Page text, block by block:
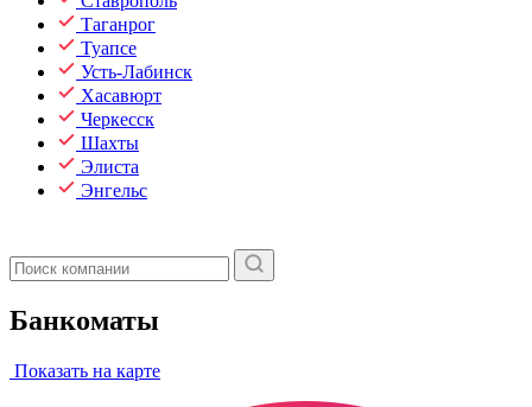
Таганрог
Туапсе
Усть-Лабинск
Хасавюрт
Черкесск
Шахты
Элиста
Энгельс
Банкоматы
Показать на карте